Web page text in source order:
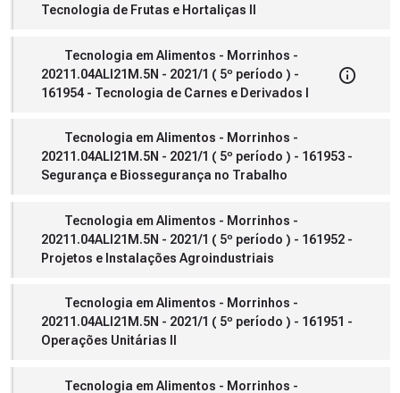
Tecnologia de Frutas e Hortaliças II
Tecnologia em Alimentos - Morrinhos -
20211.04ALI21M.5N - 2021/1 ( 5º período ) -
161954 - Tecnologia de Carnes e Derivados I
Tecnologia em Alimentos - Morrinhos -
20211.04ALI21M.5N - 2021/1 ( 5º período ) - 161953 -
Segurança e Biossegurança no Trabalho
Tecnologia em Alimentos - Morrinhos -
20211.04ALI21M.5N - 2021/1 ( 5º período ) - 161952 -
Projetos e Instalações Agroindustriais
Tecnologia em Alimentos - Morrinhos -
20211.04ALI21M.5N - 2021/1 ( 5º período ) - 161951 -
Operações Unitárias II
Tecnologia em Alimentos - Morrinhos -